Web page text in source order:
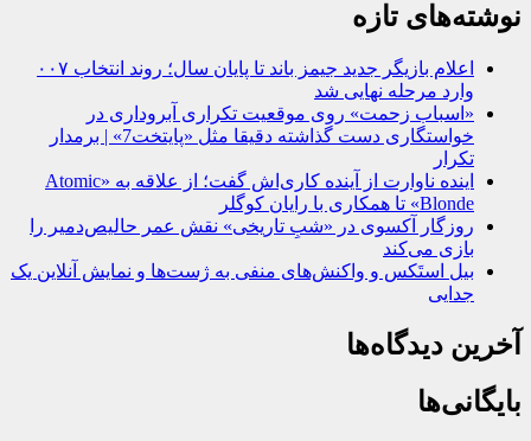
نوشته‌های تازه
اعلام بازیگر جدید جیمز باند تا پایان سال؛ روند انتخاب ۰۰۷
وارد مرحله نهایی شد
«اسباب زحمت» روی موقعیت تکراری آبروداری در
خواستگاری دست گذاشته دقیقا مثل «پایتخت7» | برمدار
تکرار
اینده ناوارت از آینده کاری‌اش گفت؛ از علاقه به «Atomic
Blonde» تا همکاری با رایان کوگلر
روزگار آکسوی در «شبِ تاریخی» نقش عمر حالیص‌دمیر را
بازی می‌کند
بیل استَکس و واکنش‌های منفی به ژست‌ها و نمایش آنلاین یک
جدایی
آخرین دیدگاه‌ها
بایگانی‌ها